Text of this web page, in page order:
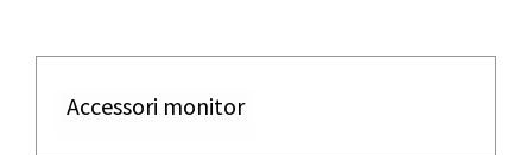
Accessori monitor